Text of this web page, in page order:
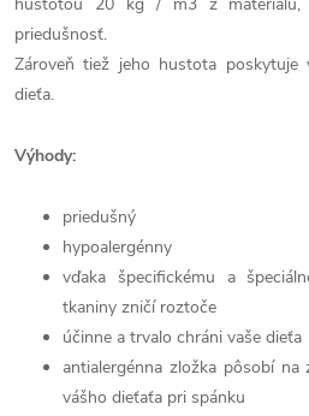
priedušnosť.
Zároveň tiež jeho hustota poskytuje
dieťa.
Výhody:
priedušný
hypoalergénny
vďaka špecifickému a
tkaniny zničí roztoče
účinne a trvalo chráni vaše dieťa
antialergénna zložka pôsobí
vášho dieťaťa pri spánku